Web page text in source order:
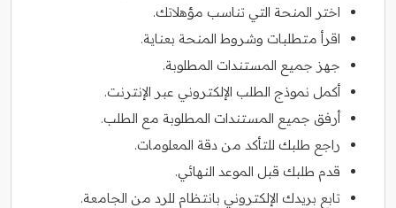
اختر المنحة التي تناسب مؤهلاتك.
اقرأ متطلبات وشروط المنحة بعناية.
جهز جميع المستندات المطلوبة.
أكمل نموذج الطلب الإلكتروني عبر الإنترنت.
أرفق جميع المستندات المطلوبة مع الطلب.
راجع طلبك للتأكد من دقة المعلومات.
قدم طلبك قبل الموعد النهائي.
تابع بريدك الإلكتروني بانتظام للرد من الجامعة.